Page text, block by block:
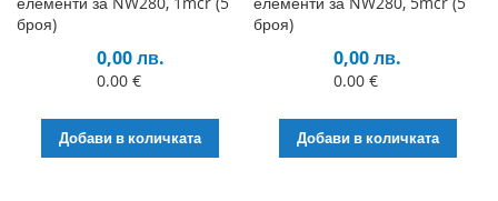
броя)
0,00 лв.
0.00 €
Добави в количката
броя)
0,00 лв.
0.00 €
Добави в количката